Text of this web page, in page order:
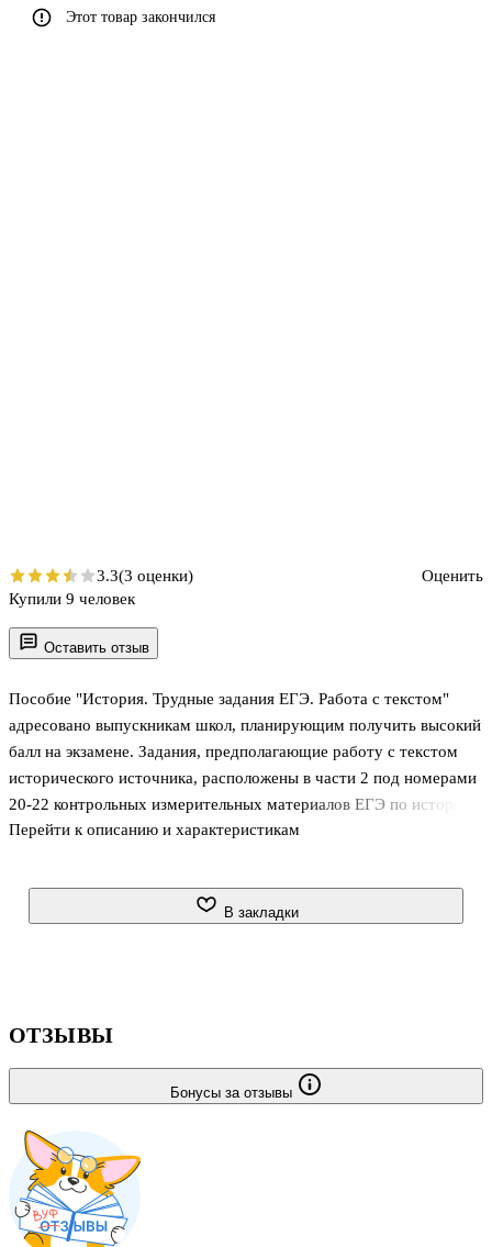
Оставить отзыв
Пособие "История. Трудные задания ЕГЭ. Работа с текстом"
адресовано выпускникам школ, планирующим получить высокий
балл на экзамене. Задания, предполагающие работу с текстом
исторического источника, расположены в части 2 под номерами
20-22 контрольных измерительных материалов ЕГЭ по истории,
все они требуют развёрнутого ответа. В пособии рассказано об
выполнения каждого задания и логика рассуждений. В пособии
Перейти к описанию и характеристикам
Этот товар закончился
3.3(3 оценки)
Оценить
Купили 9 человек
В закладки
ОТЗЫВЫ
Бонусы за отзывы